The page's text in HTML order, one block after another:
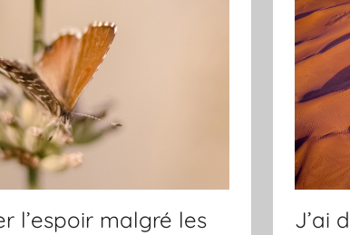
l’espoir malgré les
J’ai